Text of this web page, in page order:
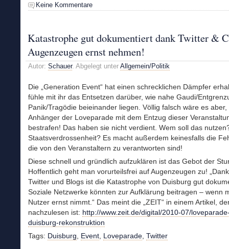
Keine Kommentare
Katastrophe gut dokumentiert dank Twitter &
Augenzeugen ernst nehmen!
Autor: Schauer. Abgelegt unter Allgemein/Politik
Die „Generation Event“ hat einen schrecklichen Dämpfer
fühle mit ihr das Entsetzen darüber, wie nahe Gaudi/
Panik/Tragödie beieinander liegen. Völlig falsch wäre es aber,
Anhänger der Loveparade mit dem Entzug dieser
bestrafen! Das haben sie nicht verdient. Wem soll das
Staatsverdrossenheit? Es macht außerdem keinesfalls die
die von den Veranstaltern zu verantworten sind!
Diese schnell und gründlich aufzuklären ist das Gebot der
Hoffentlich geht man vorurteilsfrei auf Augenzeugen zu!
Twitter und Blogs ist die Katastrophe von Duisburg gut
Soziale Netzwerke könnten zur Aufklärung beitragen – wenn
Nutzer ernst nimmt.“ Das meint die „ZEIT“ in einem Artikel,
nachzulesen ist: http://www.zeit.de/digital/2010-07/
duisburg-rekonstruktion
Tags: Duisburg Event Loveparade Twitter